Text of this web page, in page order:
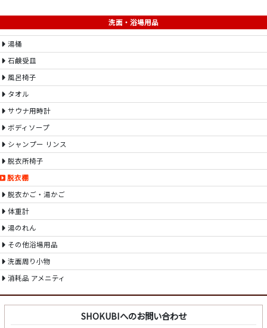
洗面・浴場用品
湯桶
石鹸受皿
風呂椅子
タオル
サウナ用時計
ボディソープ
シャンプー リンス
脱衣所椅子
脱衣棚
脱衣かご・湯かご
体重計
湯のれん
その他浴場用品
洗面周り小物
消耗品 アメニティ
SHOKUBIへのお問い合わせ